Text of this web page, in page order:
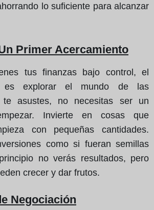
lo suficiente para alcanzar
Primer Acercamiento
tus finanzas bajo control, el
es explorar el mundo de las
te asustes, no necesitas ser un
Invierte en cosas que
con pequeñas cantidades.
como si fueran semillas
no verás resultados, pero
crecer y dar frutos.
Negociación